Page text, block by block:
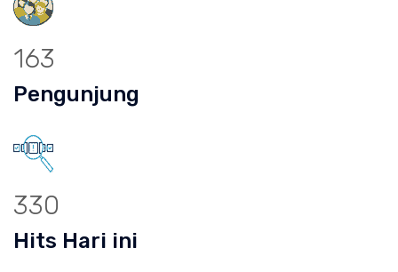
163
Pengunjung
330
Hits Hari ini